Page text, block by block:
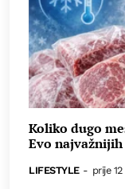
Koliko dugo
Evo
LIFESTYLE - prije